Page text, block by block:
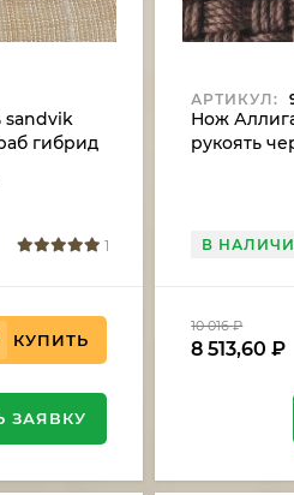
sandvik
гибрид
1
КУПИТЬ
ЗАЯВКУ
АРТИКУЛ:
Нож
рукоять
В
10 016₽
8 513,60₽